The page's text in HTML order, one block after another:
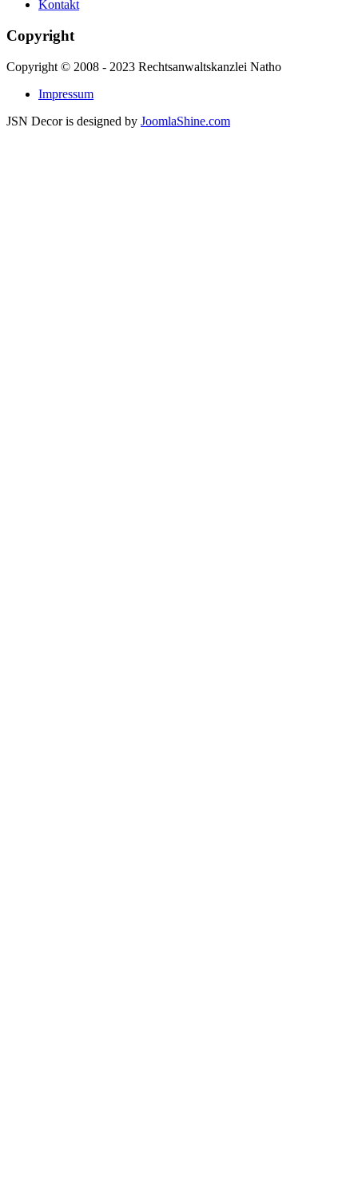
Kontakt
Copyright
Copyright © 2008 - 2023 Rechtsanwaltskanzlei Natho
Impressum
JSN Decor is designed by JoomlaShine.com